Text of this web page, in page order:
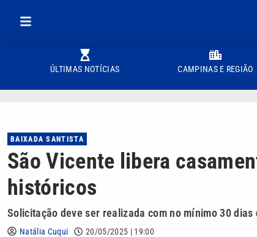
ÚLTIMAS NOTÍCIAS CAMPINAS E REGIÃO
BAIXADA SANTISTA
São Vicente libera
históricos
Solicitação deve ser realizada com no mínimo 30 dias
Natália Cuqui 20/05/2025 | 19:00